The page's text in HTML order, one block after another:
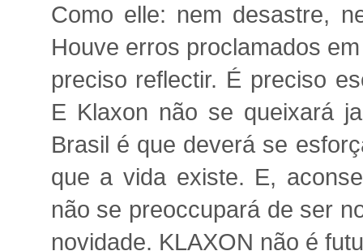
Como elle: nem desastre,
Houve erros proclamados
preciso reflectir. É preciso
E Klaxon não se queixará
Brasil é que deverá se
que a vida existe. E,
não se preoccupará de ser
novidade. KLAXON não é